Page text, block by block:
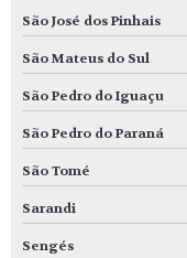
São José dos Pinhais
São Mateus do Sul
São Pedro do Iguaçu
São Pedro do Paraná
São Tomé
Sarandi
Sengés